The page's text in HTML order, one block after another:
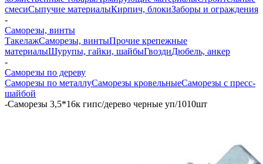
смесиСыпучие материалыКирпич, блокиЗаборы и ограждения
-
Саморезы, винты
ТакелажСаморезы, винтыПрочие крепежные
материалыШурупы, гайки, шайбыГвоздиДюбель, анкер
-
Саморезы по дереву
Саморезы по металлуСаморезы кровельныеСаморезы с пресс-
шайбой
-Саморезы 3,5*16к гипс/дерево черные уп/1010шт